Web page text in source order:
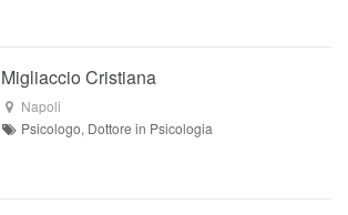
Migliaccio Cristiana
Napoli
Psicologo, Dottore in Psicologia